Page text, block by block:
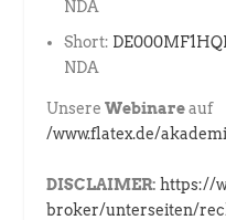
NDA
Short:
NDA
UnsereWebinareauf
/www.flatex.de/
DISCLAIMER: https://
broker/unterseiten/